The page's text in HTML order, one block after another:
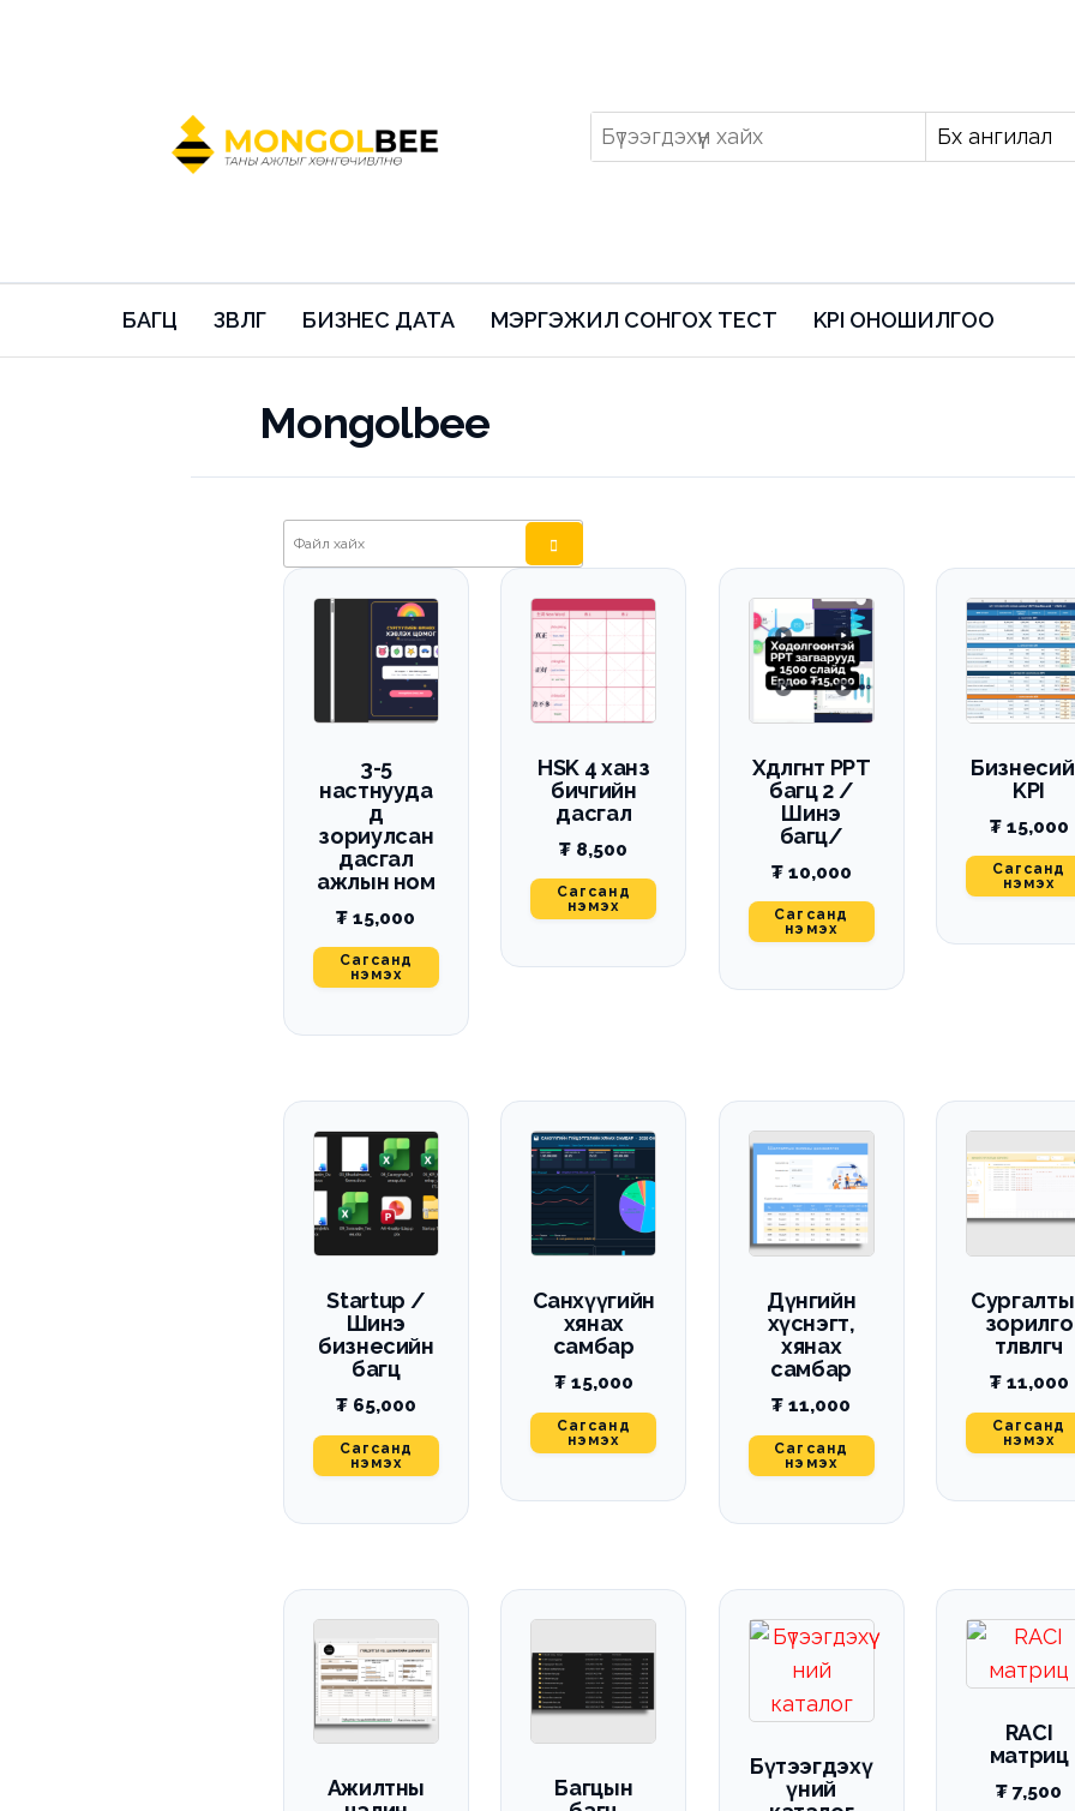
БАГЦ ЗӨВЛӨГӨӨ БИЗНЕС ДАТА МЭРГЭЖИЛ СОНГОХ ТЕСТ KPI ОНОШИЛГОО
Mongolbee
3-5
настнууда
д
зориулсан
дасгал
ажлын ном
₮ 15,000
Сагсанд
нэмэх
HSK 4 ханз
бичгийн
дасгал
₮ 8,500
Сагсанд
нэмэх
Хөдөлгөөнт PPT
багц 2 /
Шинэ
багц/
₮10,000
Сагсанд
нэмэх
KPI
₮15,000
Сагсанд
нэмэх
Startup /
Шинэ
бизнесийн
багц
₮65,000
Сагсанд
нэмэх
Санхүүгийн
хянах
самбар
₮15,000
Сагсанд
нэмэх
Дүнгийн
хүснэгт,
хянах
самбар
₮ 11,000
Сагсанд
нэмэх
зорилго
төлөвлөгч
₮11,000
Сагсанд
нэмэх
Ажилтны
Багцын
Бүтээгдэхү
үний
RACI
матриц
₮ 7,500